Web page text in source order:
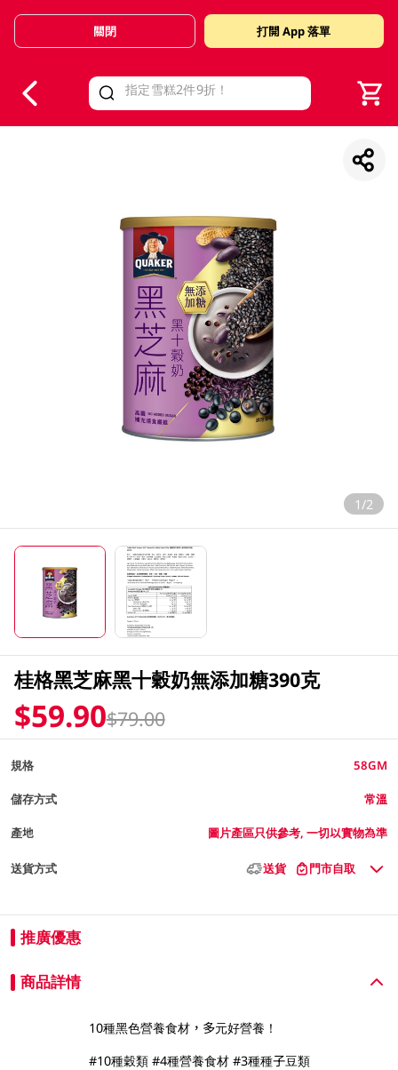
Valid Until 30 June 2026
關閉 打開 App 落單
1/2
桂格黑芝麻黑十穀奶無添加糖390克
$59.90$79.00
規格 58GM
儲存方式 常溫
產地 圖片產區只供參考, 一切以實物為準
送貨方式 送貨 門市自取
推廣優惠
商品詳情
10種黑色營養食材，多元好營養！
#10種穀類 #4種營養食材 #3種種子豆類